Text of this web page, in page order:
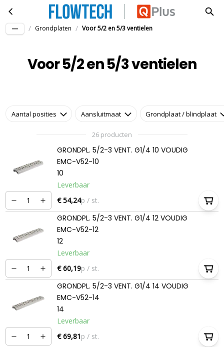
Ga naar hoofdinhoudVoor 5/2 en 5/3 ventielen
/ Grondplaten / Voor 5/2 en 5/3 ventielen
Voor 5/2 en 5/3 ventielen
Aantal posities Aansluitmaat Grondplaat / blindplaat
26 producten
GRONDPL. 5/2-3 VENT. G1/4 10 VOUDIG
EMC-V52-10
10
Leverbaar
€ 54,24p / st.
GRONDPL. 5/2-3 VENT. G1/4 12 VOUDIG
EMC-V52-12
12
Leverbaar
€ 60,19p / st.
GRONDPL. 5/2-3 VENT. G1/4 14 VOUDIG
EMC-V52-14
14
Leverbaar
€ 69,81p / st.